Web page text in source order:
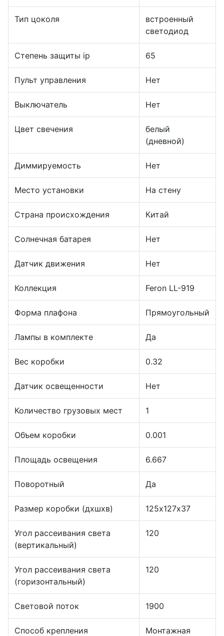
Тип цоколя
встроенный
светодиод
Степень защиты ip 65
Пульт управления Нет
Выключатель Нет
Цвет свечения
белый
(дневной)
Диммируемость Нет
Место установки На стену
Страна происхождения Китай
Солнечная батарея Нет
Датчик движения Нет
Коллекция Feron LL-919
Форма плафона Прямоугольный
Лампы в комплекте Да
Вес коробки 0.32
Датчик освещенности Нет
Количество грузовых мест 1
Объем коробки 0.001
Площадь освещения 6.667
Поворотный Да
Размер коробки (дхшхв) 125х127х37
Угол рассеивания света
(вертикальный)
120
Угол рассеивания света
(горизонтальный)
120
Световой поток 1900
Способ крепления
Монтажная